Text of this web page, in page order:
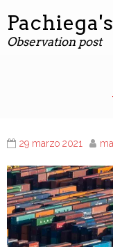
Observation post
29 marzo 2021